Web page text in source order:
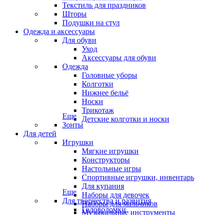
Текстиль для праздников
Шторы
Подушки на стул
Одежда и аксессуары
Для обуви
Уход
Аксессуары для обуви
Одежда
Головные уборы
Колготки
Нижнее бельё
Носки
Трикотаж
Детские колготки и носки
Еще
Зонты
Для детей
Игрушки
Мягкие игрушки
Конструкторы
Настольные игры
Спортивные игрушки, инвентарь
Для купания
Наборы для девочек
Наборы для мальчиков
Музыкальные инструменты
Еще
Для творчества и развития
Головоломки